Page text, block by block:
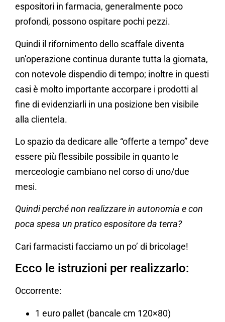
espositori in farmacia, generalmente poco
profondi, possono ospitare pochi pezzi.
Quindi il rifornimento dello scaffale diventa
un’operazione continua durante tutta la giornata,
con notevole dispendio di tempo; inoltre in questi
casi è molto importante accorpare i prodotti al
fine di evidenziarli in una posizione ben visibile
alla clientela.
Lo spazio da dedicare alle “offerte a tempo” deve
essere più flessibile possibile in quanto le
merceologie cambiano nel corso di uno/due
mesi.
Quindi perché non realizzare in autonomia e con
poca spesa un pratico espositore da terra?
Cari farmacisti facciamo un po’ di bricolage!
Ecco le istruzioni per realizzarlo:
Occorrente:
1 euro pallet (bancale cm 120×80)